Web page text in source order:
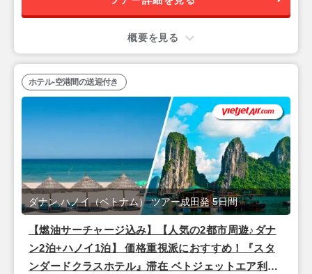
概要を見る
【燃油サーチャージ込み】【人気の2都市周遊♪ダナ
ン2泊+ハノイ1泊】 価格重視派におすすめ！『スタ
ンダードクラスホテル』滞在 ベトジェットエア利用/
ダナン,ハノイ（ベトナム） ツアー成田発 5日間
ホテル-空港間の送迎付き